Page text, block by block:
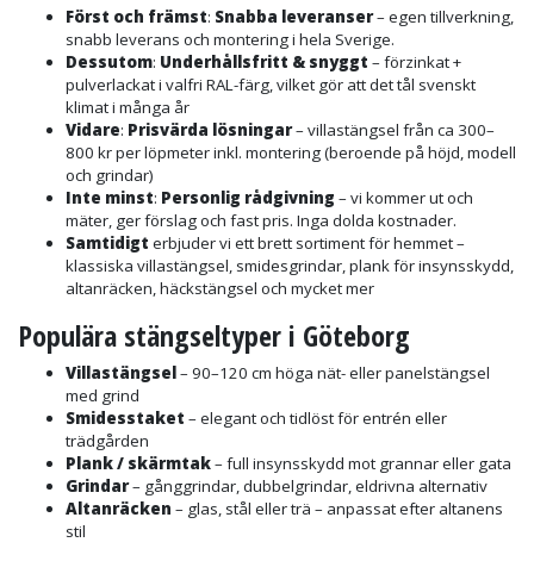
Först och främst: Snabba leveranser– egen tillverkning,
snabb leverans och montering i hela Sverige.
Dessutom: Underhållsfritt & snyggt – förzinkat +
pulverlackat i valfri RAL-färg, vilket gör att det tål svenskt
klimat i många år
Vidare: Prisvärda lösningar– villastängsel från ca 300–
800 kr per löpmeter inkl. montering (beroende på höjd, modell
och grindar)
Inte minst: Personlig rådgivning – vi kommer ut och
mäter, ger förslag och fast pris. Inga dolda kostnader.
Samtidigt erbjuder vi ett brett sortiment för hemmet –
klassiska villastängsel, smidesgrindar, plank för insynsskydd,
altanräcken, häckstängsel och mycket mer
Populära stängseltyper i Göteborg
Villastängsel– 90–120 cm höga nät- eller panelstängsel
med grind
Smidesstaket – elegant och tidlöst för entrén eller
trädgården
Plank / skärmtak– full insynsskydd mot grannar eller gata
Grindar– gånggrindar, dubbelgrindar, eldrivna alternativ
Altanräcken – glas, stål eller trä – anpassat efter altanens
stil